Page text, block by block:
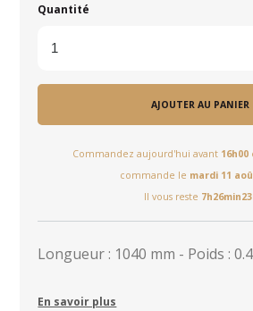
Quantité
AJOUTER AU PANIER
Commandez aujourd'hui avant 16h00
commande le mardi 11
Il vous reste
Longueur : 1040 mm - Poids :
En savoir plus